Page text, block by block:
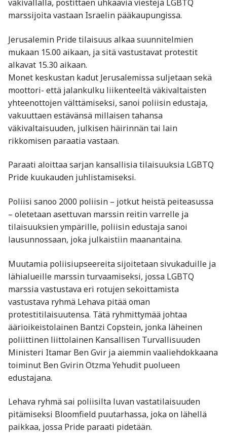
väkivallalla, postittaen uhkaavia viestejä LGBTQ
marssijoita vastaan Israelin pääkaupungissa.
Jerusalemin Pride tilaisuus alkaa suunnitelmien
mukaan 15.00 aikaan, ja sitä vastustavat protestit
alkavat 15.30 aikaan.
Monet keskustan kadut Jerusalemissa suljetaan sekä
moottori- että jalankulku liikenteeltä väkivaltaisten
yhteenottojen välttämiseksi, sanoi poliisin edustaja,
vakuuttaen estävänsä millaisen tahansa
väkivaltaisuuden, julkisen häirinnän tai lain
rikkomisen paraatia vastaan.
Paraati aloittaa sarjan kansallisia tilaisuuksia LGBTQ
Pride kuukauden juhlistamiseksi.
Poliisi sanoo 2000 poliisin – jotkut heistä peiteasussa
– oletetaan asettuvan marssin reitin varrelle ja
tilaisuuksien ympärille, poliisin edustaja sanoi
lausunnossaan, joka julkaistiin maanantaina.
Muutamia poliisiupseereita sijoitetaan sivukaduille ja
lähialueille marssin turvaamiseksi, jossa LGBTQ
marssia vastustava eri rotujen sekoittamista
vastustava ryhmä Lehava pitää oman
protestitilaisuutensa. Tätä ryhmittymää johtaa
äärioikeistolainen Bantzi Copstein, jonka läheinen
poliittinen liittolainen Kansallisen Turvallisuuden
Ministeri Itamar Ben Gvir ja aiemmin vaaliehdokkaana
toiminut Ben Gvirin Otzma Yehudit puolueen
edustajana.
Lehava ryhmä sai poliisilta luvan vastatilaisuuden
pitämiseksi Bloomfield puutarhassa, joka on lähellä
paikkaa, jossa Pride paraati pidetään.